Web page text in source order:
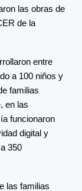
las obras de
de la
entre
a 100 niños y
familias
en las
funcionaron
digital y
350
las familias